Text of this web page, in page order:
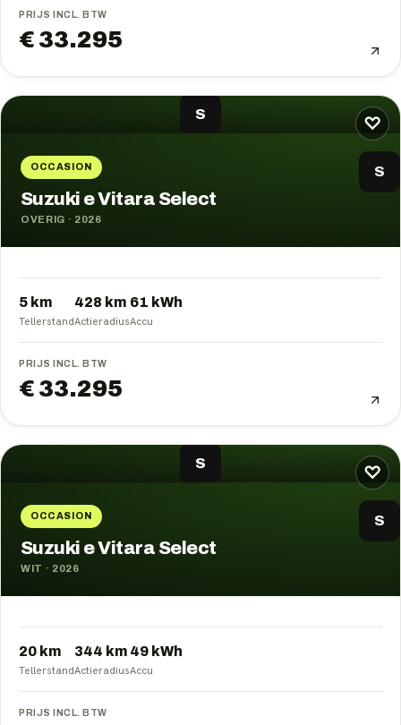
PRIJS INCL. BTW
€ 33.295
♡
S
OCCASION S
Suzuki e Vitara Select
OVERIG · 2026
5 km
Tellerstand
428 km
Actieradius
61 kWh
Accu
PRIJS INCL. BTW
€ 33.295
♡
S
OCCASION S
Suzuki e Vitara Select
WIT · 2026
20 km
Tellerstand
344 km
Actieradius
49 kWh
Accu
PRIJS INCL. BTW